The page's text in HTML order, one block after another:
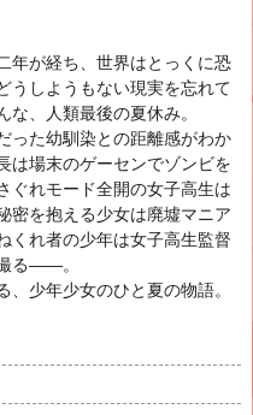
年が経ち、世界はとっくに恐
うしようもない現実を忘れて
、人類最後の夏休み。
った幼馴染との距離感がわか
は場末のゲーセンでゾンビを
ぐれモード全開の女子高生は
密を抱える少女は廃墟マニア
くれ者の少年は女子高生監督
る――。
少年少女のひと夏の物語。